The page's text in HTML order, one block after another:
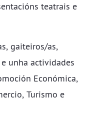
teatrais e
gaiteiros/as,
unha actividades
Económica,
Turismo e